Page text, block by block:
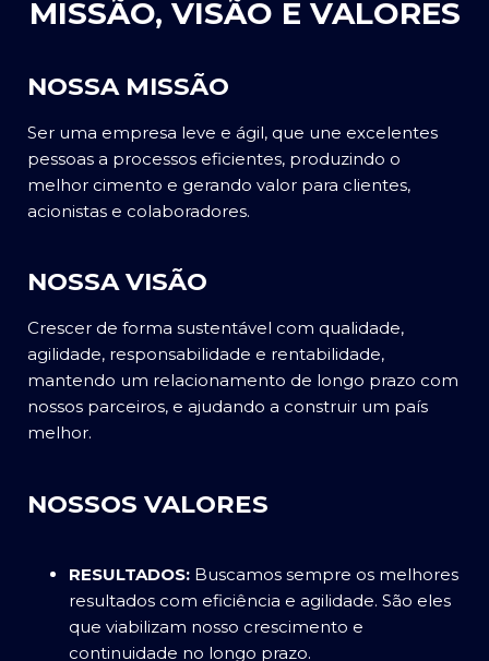
MISSÃO, VISÃO E VALORES
NOSSA MISSÃO
Ser uma empresa leve e ágil, que une excelentes
pessoas a processos eficientes, produzindo o
melhor cimento e gerando valor para clientes,
acionistas e colaboradores.
NOSSA VISÃO
Crescer de forma sustentável com qualidade,
agilidade, responsabilidade e rentabilidade,
mantendo um relacionamento de longo prazo com
nossos parceiros, e ajudando a construir um país
melhor.
NOSSOS VALORES
RESULTADOS:Buscamos sempre os melhores
resultados com eficiência e agilidade. São eles
que viabilizam nosso crescimento e
continuidade no longo prazo.